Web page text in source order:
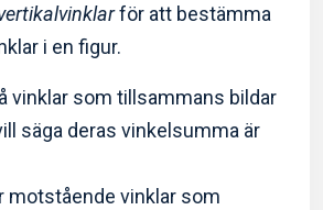
dig:
är lätta att förstå Övningar & prov med
att klara av provet
för att bestämma
i en figur.
vinklar som tillsammans bildar
säga deras vinkelsumma är
motstående vinklar som